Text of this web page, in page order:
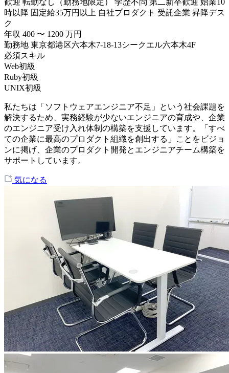
時以降 固定給35万円以上 自社プロダクト 受託企業 昇降デス
ク
年収 400 〜 1200 万円
勤務地 東京都港区六本木7-18-13シークエル六本木4F
必須スキル
Web初級
Ruby初級
UNIX初級
私たちは「ソフトウェアエンジニア不足」という社会課題を
解決するため、実務経験が少ないエンジニアの育成や、企業
のエンジニア受け入れ体制の構築を支援しています。「すべ
ての企業に最高のプロダクト組織を創出する」ことをビジョ
ンに掲げ、企業のプロダクト開発とエンジニアチーム構築を
サポートしています。
気になる